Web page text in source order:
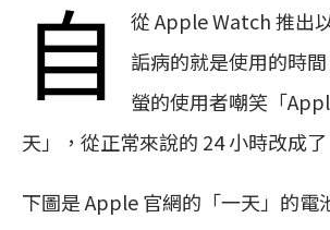
自
從 Apple Watch 推出
詬病的就是使用的時
螢的使用者嘲笑「
天」，從正常來說的 24 小時改成了
下圖是 Apple 官網的「一天」的電